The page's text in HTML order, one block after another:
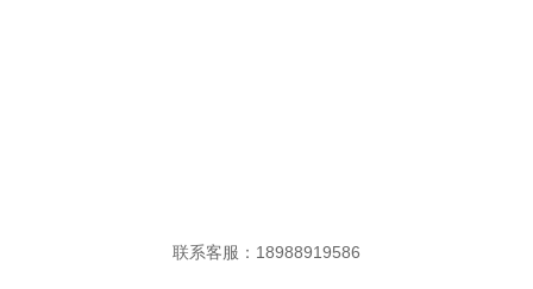
联系客服： 18988919586